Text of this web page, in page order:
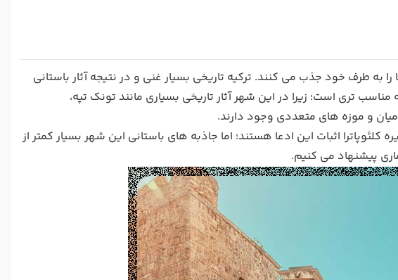
طرف خود جذب می کنند. ترکیه تاریخی بسیار غنی و در نتیجه آثار باستانی
مناسب تری است؛ زیرا در این شهر آثار تاریخی بسیاری مانند تونک تپه،
و موزه های متعددی وجود دارند.
کلئوپاترا اثبات این ادعا هستند؛ اما جاذبه های باستانی این شهر بسیار کمتر از